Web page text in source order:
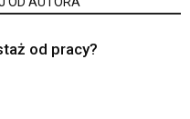
od pracy?